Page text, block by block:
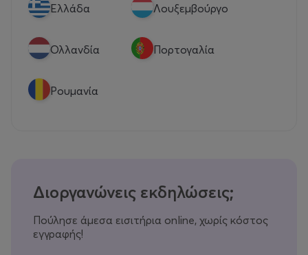
Eλλάδα Λουξεμβούργο
Ολλανδία Πορτογαλία
Ρουμανία
Διοργανώνεις εκδηλώσεις;
Πούλησε άμεσα εισιτήρια online, χωρίς κόστος
εγγραφής!